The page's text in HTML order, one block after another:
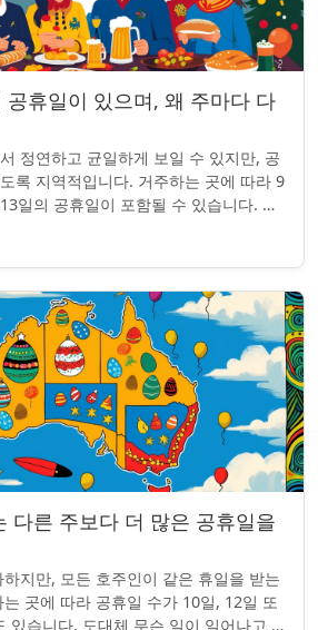
공휴일이 있으며, 왜 주마다 다
정연하고 균일하게 보일 수 있지만, 공
록 지역적입니다. 거주하는 곳에 따라 9
일의 공휴일이 포함될 수 있습니다. 왜
찰...
다른 주보다 더 많은 공휴일을
지만, 모든 호주인이 같은 휴일을 받는
곳에 따라 공휴일 수가 10일, 12일 또
있습니다. 도대체 무슨 일이 일어나고 있